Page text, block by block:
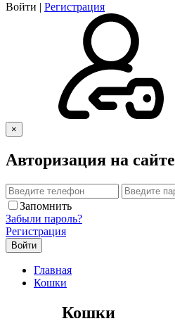
Войти | Регистрация
×
Авторизация на сайте
Запомнить
Забыли пароль?
Регистрация
Главная
Кошки
Кошки